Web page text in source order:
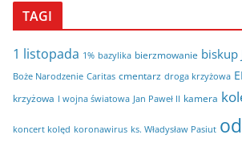
TAGI
1 listopada 1% bazylika bierzmowanie biskup
Boże Narodzenie Caritas cmentarz droga krzyżowa
krzyżowa I wojna światowa Jan Paweł II kamera
koncert kolęd koronawirus ks. Władysław Pasiut